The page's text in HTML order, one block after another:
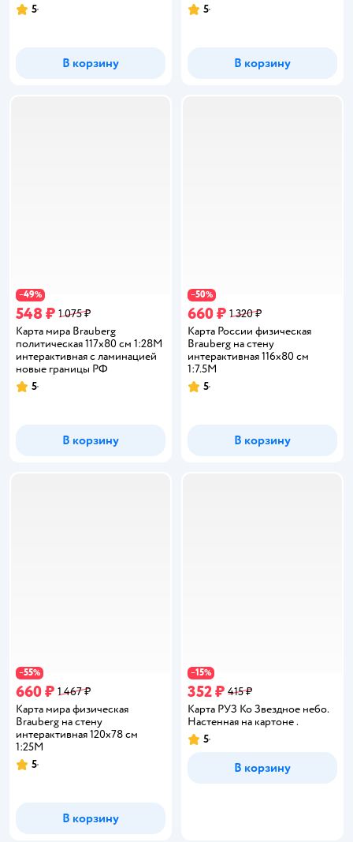
Рейтинг:
5
В корзину
Рейтинг:
5
В корзину
−49%
548 ₽ 1 075 ₽
Карта мира Brauberg
политическая 117х80 см 1:28М
интерактивная с ламинацией
новые границы РФ
Рейтинг:
5
В корзину
−50%
660 ₽ 1 320 ₽
Карта России физическая
Brauberg на стену
интерактивная 116х80 см
1:7.5М
Рейтинг:
5
В корзину
−55%
660 ₽ 1 467 ₽
Карта мира физическая
Brauberg на стену
интерактивная 120х78 см
1:25М
Рейтинг:
5
В корзину
−15%
352 ₽ 415 ₽
Карта РУЗ Ко Звездное небо.
Настенная на картоне .
Рейтинг:
5
В корзину